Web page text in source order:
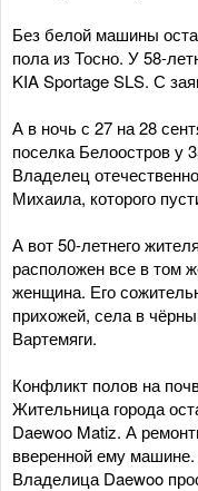
Без белой машины
пола из Тосно. У 58-
KIA Sportage SLS. С
А в ночь с 27 на 28
поселка Белоостров у
Владелец
Михаила, которого
А вот 50-летнего
расположен все в том
женщина. Его
прихожей, села в
Вартемяги.
Конфликт полов на
Жительница города
Daewoo Matiz. А
вверенной ему
Владелица Daewoo